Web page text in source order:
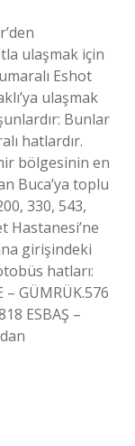
ulaşmak için
Eshot
ulaşmak
Bunlar
hatlardır.
bölgesinin en
Buca’ya toplu
330, 543,
Hastanesi’ne
girişindeki
hatları:
– GÜMRÜK.576
ESBAŞ –